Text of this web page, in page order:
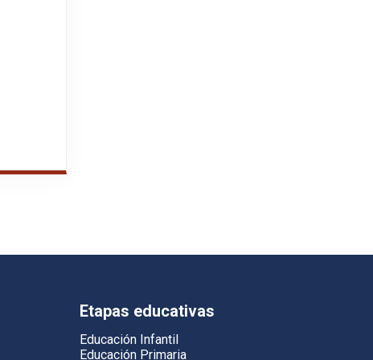
Etapas educativas
Educación Infantil
Educación Primaria